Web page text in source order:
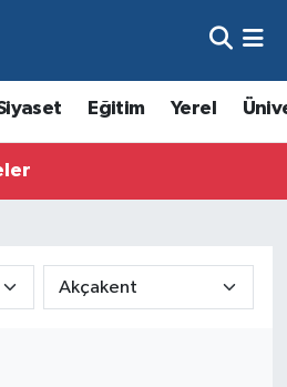
Eğitim Yerel
ve Fikstür